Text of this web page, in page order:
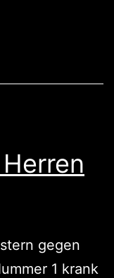
gegen
1 krank